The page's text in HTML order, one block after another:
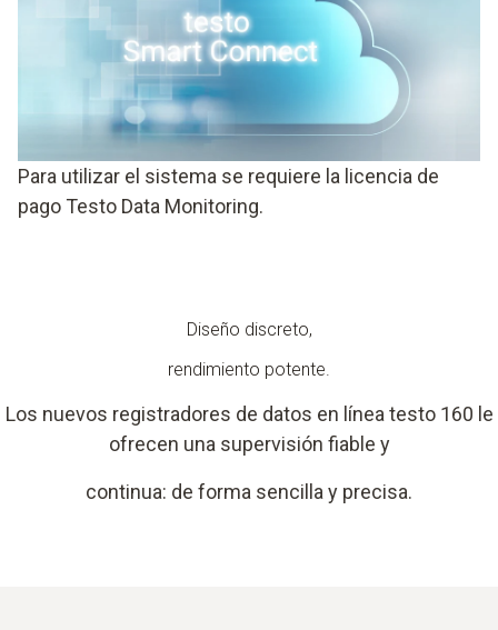
Para utilizar el sistema se requiere la licencia de
pago Testo Data Monitoring.
Diseño discreto,
rendimiento potente.
Los nuevos registradores de datos en línea testo 160 le
ofrecen una supervisión fiable y
continua: de forma sencilla y precisa.